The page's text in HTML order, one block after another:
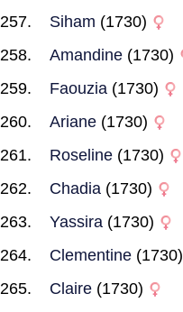
Siham (1730)
Amandine (1730)
Faouzia (1730)
Ariane (1730)
Roseline (1730)
Chadia (1730)
Yassira (1730)
Clementine (1730)
Claire (1730)